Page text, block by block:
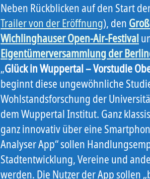
Neben Rückblicken auf den Start
Trailer von der Eröffnung), den
Wichlinghauser Open-Air-Festival
Eigentümerversammlung der
„Glück in Wuppertal – Vorstudie
beginnt diese ungewöhnliche
Wohlstandsforschung der
dem Wuppertal Institut. Ganz
ganz innovativ über eine
Analyser App“ sollen
Stadtentwicklung, Vereine und
werden. Die Nutzer der App sollen